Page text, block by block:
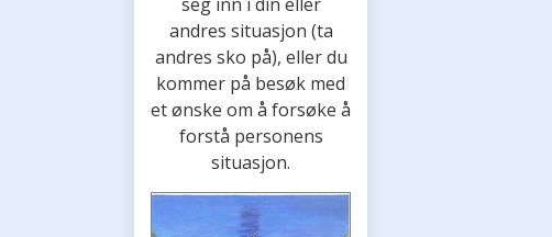
andres situasjon (ta
andres sko på), eller du
kommer på besøk med
et ønske om å forsøke å
forstå personens
situasjon.